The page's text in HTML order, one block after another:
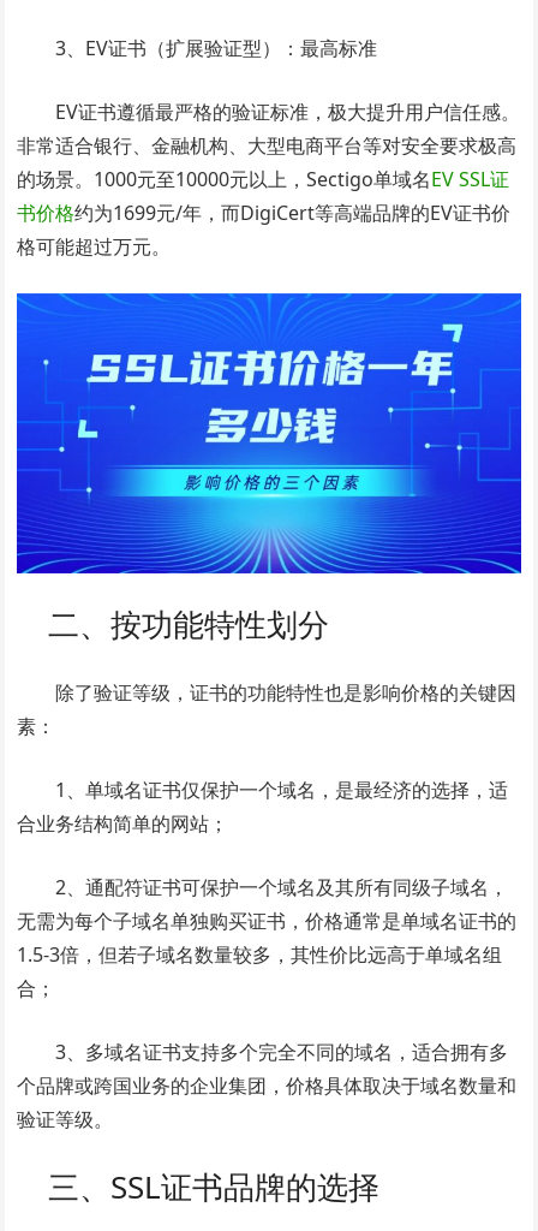
3、EV证书（扩展验证型）：最高标准
EV证书遵循最严格的验证标准，极大提升用户信任感。
非常适合银行、金融机构、大型电商平台等对安全要求极高
的场景。1000元至10000元以上，Sectigo单域名EV SSL证
书价格约为1699元/年，而DigiCert等高端品牌的EV证书价
格可能超过万元。
二、按功能特性划分
除了验证等级，证书的功能特性也是影响价格的关键因
素：
1、单域名证书仅保护一个域名，是最经济的选择，适
合业务结构简单的网站；
2、通配符证书可保护一个域名及其所有同级子域名，
无需为每个子域名单独购买证书，价格通常是单域名证书的
1.5-3倍，但若子域名数量较多，其性价比远高于单域名组
合；
3、多域名证书支持多个完全不同的域名，适合拥有多
个品牌或跨国业务的企业集团，价格具体取决于域名数量和
验证等级。
三、SSL证书品牌的选择